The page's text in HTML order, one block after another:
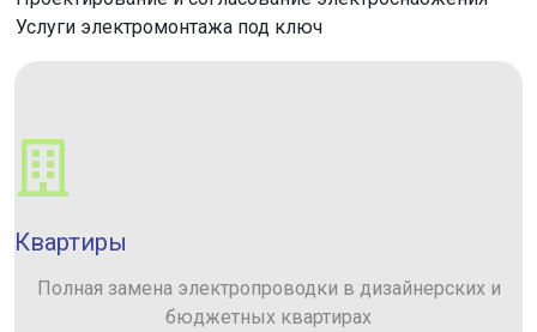
Услуги электромонтажа под ключ
Квартиры
Полная замена электропроводки в дизайнерских и
бюджетных квартирах